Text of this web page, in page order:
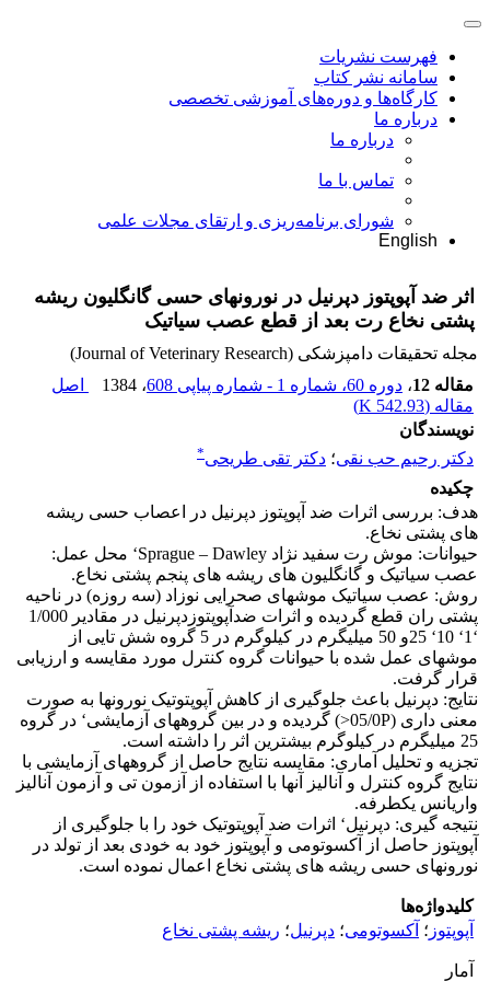
فهرست نشریات
سامانه نشر کتاب
کارگاه‌ها و دوره‌های آموزشی تخصصی
درباره ما
درباره ما
تماس با ما
شورای برنامه‌ریزی و ارتقای مجلات علمی
English
اثر ضد آپوپتوز دپرنیل در نورونهای حسی گانگلیون ریشه
پشتی نخاع رت بعد از قطع عصب سیاتیک
مجله تحقیقات دامپزشکی (Journal of Veterinary Research)
مقاله 12
، دوره 60، شماره 1 - شماره پیاپی 608 ، 1384
اصل
مقاله (542.93 K
)
نویسندگان
دکتر رحیم حب نقی؛ دکتر تقی طریحی*
چکیده
هدف: بررسی اثرات ضد آپوپتوز دپرنیل در اعصاب حسی ریشه
های پشتی نخاع.
حیوانات: موش رت سفید نژاد Sprague – Dawley‘ محل عمل:
عصب سیاتیک و گانگلیون های ریشه های پنجم پشتی نخاع.
روش: عصب سیاتیک موشهای صحرایی نوزاد (سه روزه) در ناحیه
پشتی ران قطع گردیده و اثرات ضدآپوپتوزدپرنیل در مقادیر 1/000
‘1‘ 10‘ 25و 50 میلیگرم در کیلوگرم در 5 گروه شش تایی از
موشهای عمل شده با حیوانات گروه کنترل مورد مقایسه و ارزیابی
قرار گرفت.
نتایج: دپرنیل باعث جلوگیری از کاهش آپوپتوتیک نورونها به صورت
معنی داری (05/0P<) گردیده و در بین گروههای آزمایشی‘ در گروه
25 میلیگرم در کیلوگرم بیشترین اثر را داشته است.
تجزیه و تحلیل آماری: مقایسه نتایج حاصل از گروههای آزمایشی با
نتایج گروه کنترل و آنالیز آنها با استفاده از آزمون تی و آزمون آنالیز
واریانس یکطرفه.
نتیجه گیری: دپرنیل‘ اثرات ضد آپوپتوتیک خود را با جلوگیری از
آپوپتوز حاصل از آکسوتومی و آپوپتوز خود به خودی بعد از تولد در
نورونهای حسی ریشه های پشتی نخاع اعمال نموده است.
کلیدواژه‌ها
آپوپتوز ؛ آکسوتومی؛ دپرنیل؛ ریشه پشتی نخاع
آمار